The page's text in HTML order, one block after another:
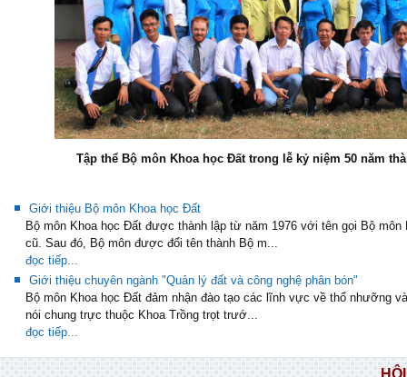
Tập thể Bộ môn Khoa học Đất trong lễ kỷ niệm 50 năm
Giới thiệu Bộ môn Khoa học Đất
Bộ môn Khoa học Đất được thành lập từ năm 1976 với tên gọi Bộ môn
cũ. Sau đó, Bộ môn được đổi tên thành Bộ m...
đọc tiếp...
Giới thiệu chuyên ngành "Quản lý đất và công nghệ phân bón"
Bộ môn Khoa học Đất đảm nhận đào tạo các lĩnh vực về thổ nhưỡng
nói chung trực thuộc Khoa Trồng trọt trướ...
đọc tiếp...